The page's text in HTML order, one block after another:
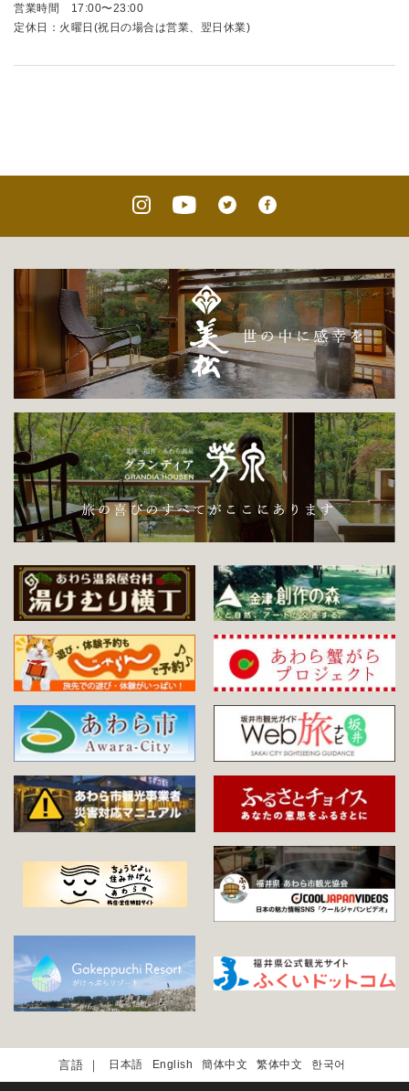
営業時間 17:00〜23:00
定休日：火曜日(祝日の場合は営業、翌日休業)
日本語 English 簡体中文 繁体中文 한국어